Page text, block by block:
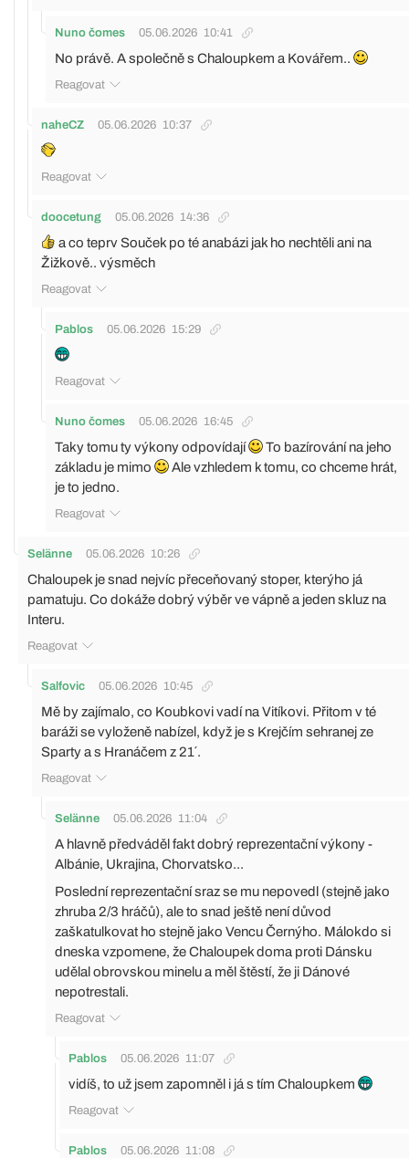
Nuno čomes 05.06.2026 10:41
No právě. A společně s Chaloupkem a Kovářem..
Reagovat
naheCZ 05.06.2026 10:37
Reagovat
doocetung 05.06.2026 14:36
a co teprv Souček po té anabázi jak ho nechtěli ani na
Žižkově.. výsměch
Reagovat
Pablos 05.06.2026 15:29
Reagovat
Nuno čomes 05.06.2026 16:45
Taky tomu ty výkony odpovídají
To bazírování na jeho
základu je mimo
Ale vzhledem k tomu, co chceme hrát,
je to jedno.
Reagovat
Selänne 05.06.2026 10:26
Chaloupek je snad nejvíc přeceňovaný stoper, kterýho já
pamatuju. Co dokáže dobrý výběr ve vápně a jeden skluz na
Interu.
Reagovat
Salfovic 05.06.2026 10:45
Mě by zajímalo, co Koubkovi vadí na Vitíkovi. Přitom v té
baráži se vyloženě nabízel, když je s Krejčím sehranej ze
Sparty a s Hranáčem z 21´.
Reagovat
Selänne 05.06.2026 11:04
A hlavně předváděl fakt dobrý reprezentační výkony -
Albánie, Ukrajina, Chorvatsko...
Poslední reprezentační sraz se mu nepovedl (stejně jako
zhruba 2/3 hráčů), ale to snad ještě není důvod
zaškatulkovat ho stejně jako Vencu Černýho. Málokdo si
dneska vzpomene, že Chaloupek doma proti Dánsku
udělal obrovskou minelu a měl štěstí, že ji Dánové
nepotrestali.
Reagovat
Pablos 05.06.2026 11:07
vidíš, to už jsem zapomněl i já s tím Chaloupkem
Reagovat
Pablos 05.06.2026 11:08